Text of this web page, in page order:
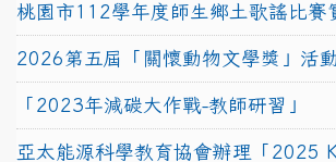
桃園市112學年度師生鄉土歌謠比賽
2026第五屆「關懷動物文學獎」活動
「2023年減碳大作戰-教師研習」
亞太能源科學教育協會辦理「2025